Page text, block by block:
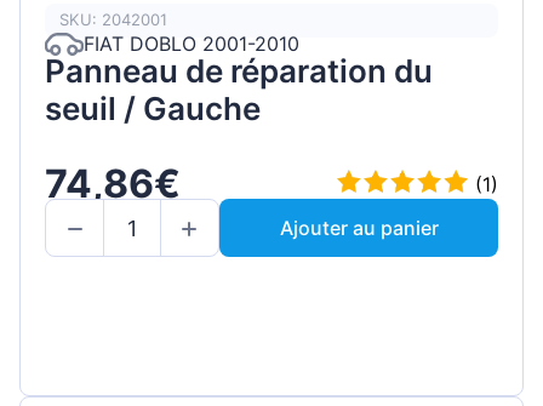
SKU: 2042001
FIAT DOBLO 2001-2010
Panneau de réparation du
seuil / Gauche
74,86€
(1)
Ajouter au panier